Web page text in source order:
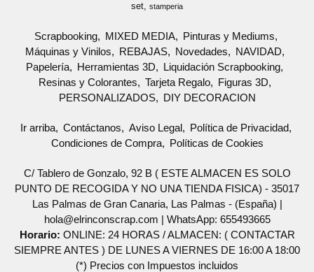
set stamperia
Scrapbooking MIXED MEDIA
Pinturas y Mediums
Máquinas y Vinilos
REBAJAS Novedades
NAVIDAD
Papelería
Herramientas 3D
Liquidación Scrapbooking
Resinas y Colorantes
Tarjeta Regalo
Figuras 3D
PERSONALIZADOS
DIY DECORACION
Ir arriba Contáctanos Aviso Legal
Política de Privacidad
Condiciones de Compra
Políticas de Cookies
C/ Tablero de Gonzalo, 92 B ( ESTE ALMACEN ES SOLO
PUNTO DE RECOGIDA Y NO UNA TIENDA FISICA) - 35017
Las Palmas de Gran Canaria, Las Palmas - (España) |
hola@elrinconscrap.com | WhatsApp: 655493665
Horario: ONLINE: 24 HORAS / ALMACEN: ( CONTACTAR
SIEMPRE ANTES ) DE LUNES A VIERNES DE 16:00 A 18:00
(*) Precios con Impuestos incluidos